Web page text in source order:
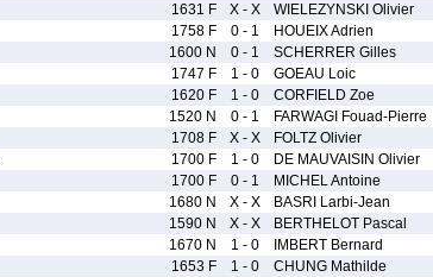
1631 F X - X WIELEZYNSKI Olivier
1758 F 0 - 1 HOUEIX Adrien
1600 N 0 - 1 SCHERRER Gilles
1747 F 1 - 0 GOEAU Loic
1620 F 1 - 0 CORFIELD Zoe
1520 N 0 - 1 FARWAGI Fouad-Pierre
1708 F X - X FOLTZ Olivier
1700 F 1 - 0 DE MAUVAISIN Olivier
1700 F 0 - 1 MICHEL Antoine
1680 N X - X BASRI Larbi-Jean
1590 N X - X BERTHELOT Pascal
1670 N 1 - 0 IMBERT Bernard
1653 F 1 - 0 CHUNG Mathilde